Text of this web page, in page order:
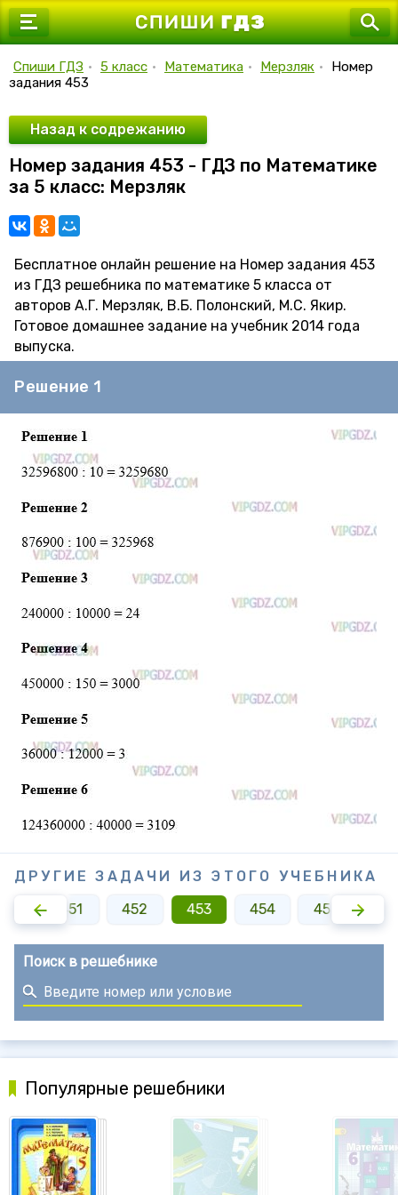
7 класс
9 класс
10 класс
11 класс
Спиши ГДЗ • 5 класс • Математика • Мерзляк •
Номер
задания 453
Назад к содрежанию
Номер задания 453 - ГДЗ по Математике
за 5 класс: Мерзляк
Бесплатное онлайн решение на Номер задания 453
из ГДЗ решебника по математике 5 класса от
авторов А.Г. Мерзляк, В.Б. Полонский, М.С. Якир.
Готовое домашнее задание на учебник 2014 года
выпуска.
Решение 1
ДРУГИЕ ЗАДАЧИ ИЗ ЭТОГО УЧЕБНИКА
451 452 453 454 455
Поиск в решебнике
Популярные решебники